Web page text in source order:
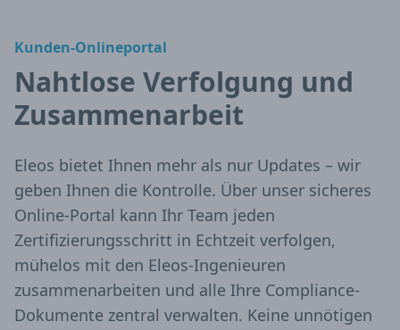
Kunden-Onlineportal
Nahtlose Verfolgung und
Zusammenarbeit
Eleos bietet Ihnen mehr als nur Updates – wir
geben Ihnen die Kontrolle. Über unser sicheres
Online-Portal kann Ihr Team jeden
Zertifizierungsschritt in Echtzeit verfolgen,
mühelos mit den Eleos-Ingenieuren
zusammenarbeiten und alle Ihre Compliance-
Dokumente zentral verwalten. Keine unnötigen